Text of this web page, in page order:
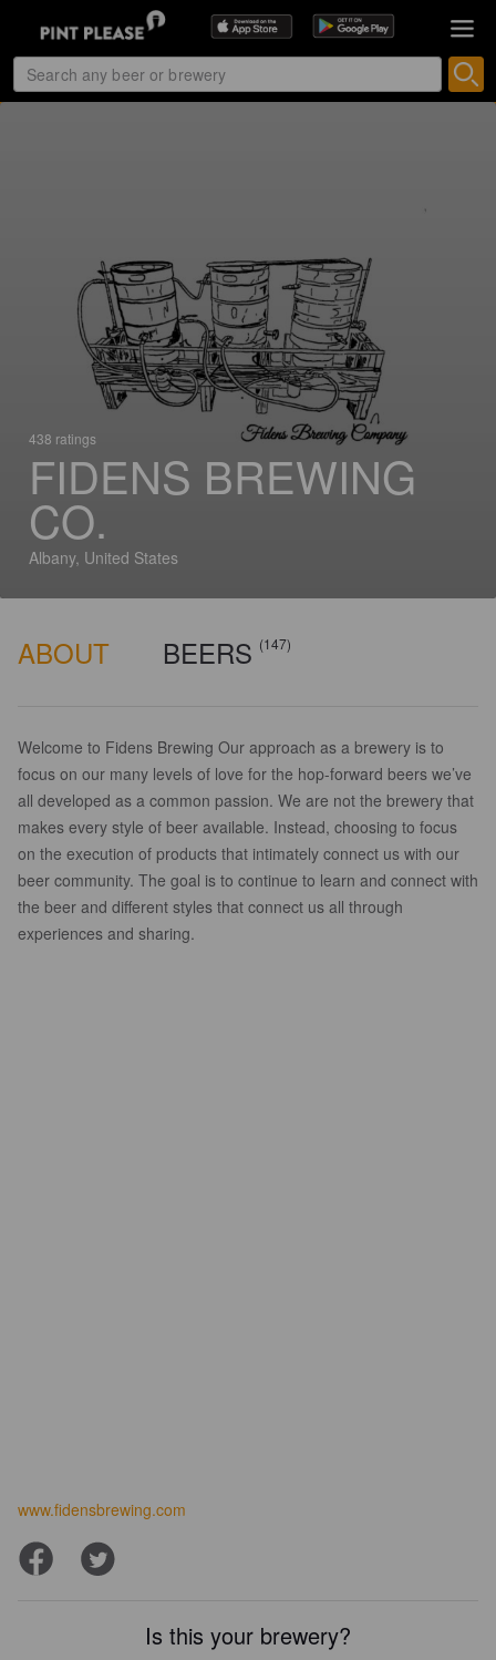
438 ratings
FIDENS BREWING
CO.
Albany, United States
ABOUT BEERS (147)
Welcome to Fidens Brewing Our approach as a brewery is to
focus on our many levels of love for the hop-forward beers we’ve
all developed as a common passion. We are not the brewery that
makes every style of beer available. Instead, choosing to focus
on the execution of products that intimately connect us with our
beer community. The goal is to continue to learn and connect with
the beer and different styles that connect us all through
experiences and sharing.
www.fidensbrewing.com
Is this your brewery?